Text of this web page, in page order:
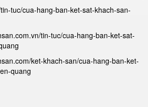
tuc/cua-hang-ban-ket-sat-khach-san-
tin-tuc/cua-hang-ban-ket-sat-
ket-khach-san/cua-hang-ban-ket-
quang